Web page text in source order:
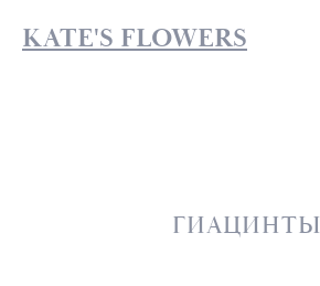
KATE'S FLOWERS
ГИАЦИНТЫ